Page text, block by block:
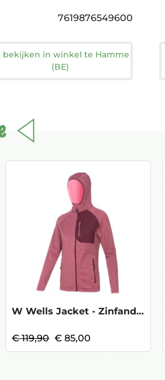
7619876549600
bekijken in winkel te Hamme
(BE)
W Wells Jacket - Zinfandel KOOPJE
€ 119,90 € 85,00